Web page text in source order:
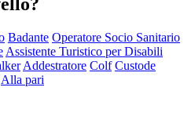
Badante Operatore Socio Sanitario
Assistente Turistico per Disabili
Addestratore Colf Custode
Alla pari